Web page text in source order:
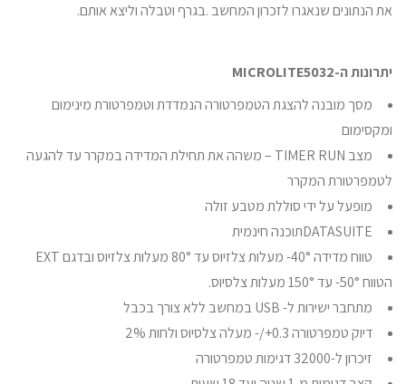
את הנתונים שנאגרו לזכרון המחשב .בגרף וטבלה וליצא אותם.
יתרונות ה-MICROLITE5032
מסך מובנה להצגת הטמפרטורה הנמדדת וטמפרטורת מינימום
ומקסימום
מצב TIMER RUN – משהה את תחילת המדידה במקרר עד להגעה
לטמפרטורת המקרר
מופעל על ידי סוללת מטבע זולה
DATASUITEתוכנה חינמית
טווח מדידה 40°- מעלות צלזיוס עד 80° מעלות צלזיוס ובדגם EXT
הטווח 50°- עד 150° מעלות צלסיוס.
מתחבר ישירות ל- USB במחשב ללא צורך בכבל
דיוק טמפרטורה 0.3+/- מעלה צלסיוס ולחות 2%
זיכרון ל-32000 דגימות טמפרטורה